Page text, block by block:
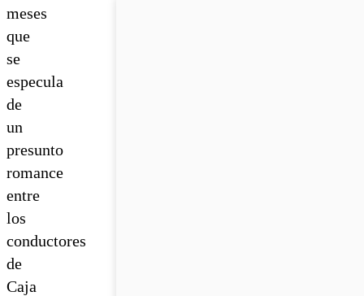
meses
que
se
especula
de
un
presunto
romance
entre
los
conductores
de
Caja